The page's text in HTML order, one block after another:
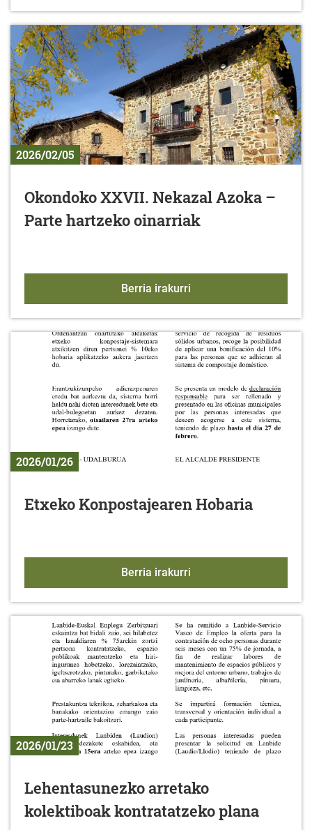
2026/02/05
Okondoko XXVII. Nekazal Azoka –
Parte hartzeko oinarriak
Berria irakurri
2026/01/26
Etxeko Konpostajearen Hobaria
Berria irakurri
2026/01/23
Lehentasunezko arretako
kolektiboak kontratatzeko plana